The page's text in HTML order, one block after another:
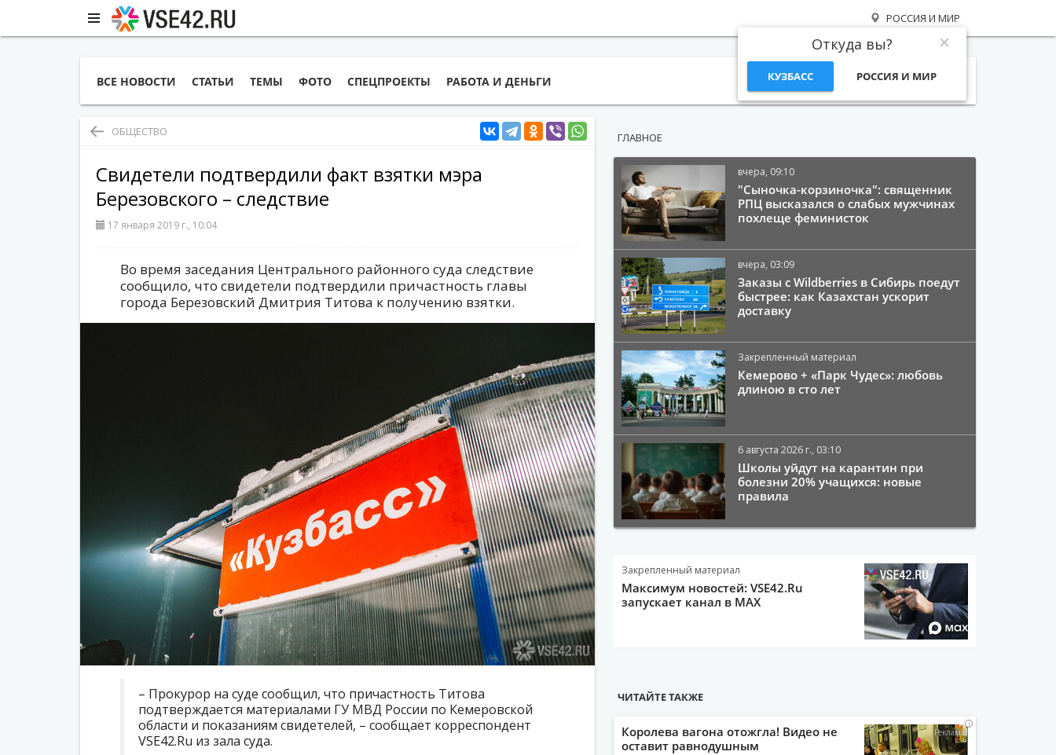
РОССИЯ И МИР
Откуда вы?
КУЗБАСС РОССИЯ И МИР
ВСЕ НОВОСТИ СТАТЬИ ТЕМЫ ФОТО СПЕЦПРОЕКТЫ РАБОТА И ДЕНЬГИ
ОБЩЕСТВО
Свидетели подтвердили факт взятки мэра
Березовского – следствие
17 января 2019 г., 10:04
Во время заседания Центрального районного суда следствие
сообщило, что свидетели подтвердили причастность главы
города Березовский Дмитрия Титова к получению взятки.
– Прокурор на суде сообщил, что причастность Титова
подтверждается материалами ГУ МВД России по Кемеровской
области и показаниям свидетелей, – сообщает корреспондент
VSE42.Ru из зала суда.
ГЛАВНОЕ
вчера, 09:10
"Сыночка-корзиночка": священник
РПЦ высказался о слабых мужчинах
похлеще феминисток
вчера, 03:09
Заказы с Wildberries в Сибирь поедут
быстрее: как Казахстан ускорит
доставку
Закрепленный материал
Кемерово + «Парк Чудес»: любовь
длиною в сто лет
6 августа 2026 г., 03:10
Школы уйдут на карантин при
болезни 20% учащихся: новые
правила
Закрепленный материал
Максимум новостей: VSE42.Ru
запускает канал в MAX
ЧИТАЙТЕ ТАКЖЕ
i
Королева вагона отожгла! Видео не
оставит равнодушным
iii